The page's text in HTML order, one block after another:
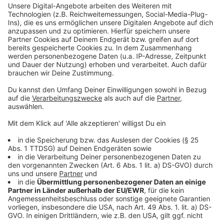
Die 38.000 Euro wurden heute (21.1.) an unsere Aktion
Lichtblicke überwiesen. Die gute Nachricht ist: Trotz
aller Schwierigkeiten beim Spendensammeln können
nun alle Projekte stattfinden, sagt Projektorganisator
Dr. Christian Badde. Das Geld ist enorm wichtig für
Theaterprojekte, für Ausflüge mit benachteiligten
und Caritas etwa in Wohngebieten in Münster, in denen
es viel Kinderarmut gibt.
Auf dem Foto (v.l.): Dr. Christian Badde, Rotary-Club
Münster-Rüschhaus, Hauptorganisator von
“Sternstrahlen“, Gregor Bothe, Rotary-Club Münster-
Rüschhaus, Mitorganisator von “Sternstrahlen“, Daniela
Plaumann, Bereichsleiterin bei der Diakonie als
Vertreterin der beiden „Sternstrahlen“-Partner
Diakonie und Caritas, Klaus Neidhardt, Rotary-Club
Münster-Rüschhaus, Mitorganisator von